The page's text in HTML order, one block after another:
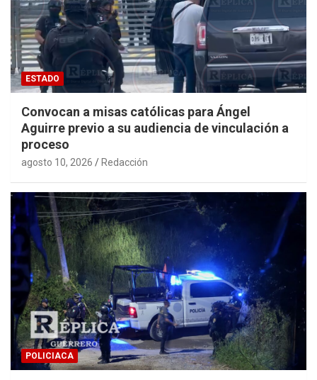
ESTADO
Convocan a misas católicas para Ángel
Aguirre previo a su audiencia de vinculación a
proceso
agosto 10, 2026 Redacción
POLICIACA